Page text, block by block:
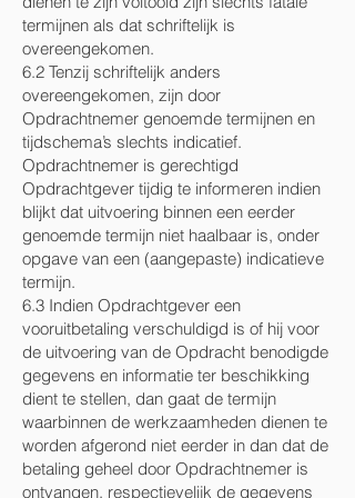
termijnen als dat schriftelijk is
overeengekomen.
6.2 Tenzij schriftelijk anders
overeengekomen, zijn door
Opdrachtnemer genoemde termijnen en
tijdschema’s slechts indicatief.
Opdrachtnemer is gerechtigd
Opdrachtgever tijdig te informeren indien
blijkt dat uitvoering binnen een eerder
genoemde termijn niet haalbaar is, onder
opgave van een (aangepaste) indicatieve
termijn.
6.3 Indien Opdrachtgever een
vooruitbetaling verschuldigd is of hij voor
de uitvoering van de Opdracht benodigde
gegevens en informatie ter beschikking
dient te stellen, dan gaat de termijn
waarbinnen de werkzaamheden dienen te
worden afgerond niet eerder in dan dat de
betaling geheel door Opdrachtnemer is
ontvangen, respectievelijk de gegevens